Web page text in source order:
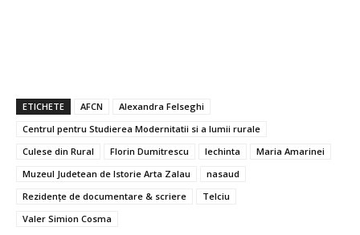
ETICHETE AFCN
Alexandra Felseghi
Centrul pentru Studierea Modernitatii si a lumii rurale
Culese din Rural
Florin Dumitrescu lechinta
Maria Amarinei
Muzeul Judetean de Istorie Arta Zalau
nasaud
Rezidențe de documentare & scriere
Telciu
Valer Simion Cosma